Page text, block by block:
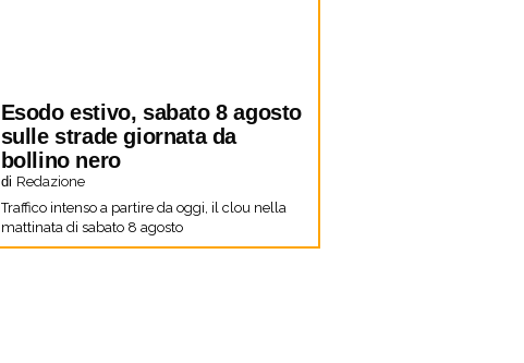
Esodo estivo, sabato 8 agosto
sulle strade giornata da
bollino nero
di Redazione
Traffico intenso a partire da oggi, il clou nella
mattinata di sabato 8 agosto